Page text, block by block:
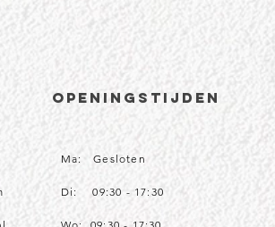
Openingstijden
Ma: Gesloten
Di: 09:30 - 17:30